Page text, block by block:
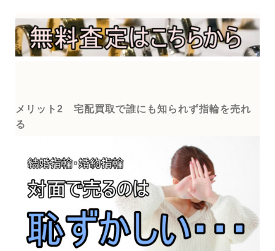
メリット2 宅配買取で誰にも知られず指輪を売れ
る